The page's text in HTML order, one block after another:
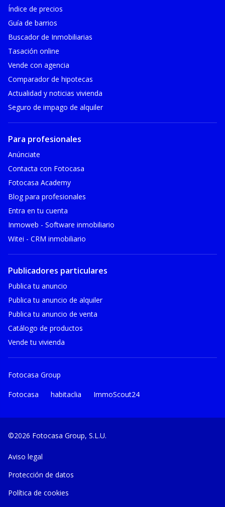
Índice de precios
Guía de barrios
Buscador de Inmobiliarias
Tasación online
Vende con agencia
Comparador de hipotecas
Actualidad y noticias vivienda
Seguro de impago de alquiler
Para profesionales
Anúnciate
Contacta con Fotocasa
Fotocasa Academy
Blog para profesionales
Entra en tu cuenta
Inmoweb - Software inmobiliario
Witei - CRM inmobiliario
Publicadores particulares
Publica tu anuncio
Publica tu anuncio de alquiler
Publica tu anuncio de venta
Catálogo de productos
Vende tu vivienda
Fotocasa Group
Fotocasa habitaclia ImmoScout24
©2026 Fotocasa Group, S.L.U.
Aviso legal
Protección de datos
Política de cookies